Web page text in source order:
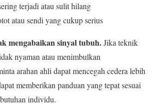
terjadi atau sulit hilang
atau sendi yang cukup serius
mengabaikan sinyal tubuh.Jika teknik
nyaman atau menimbulkan
arahan ahli dapat mencegah cedera lebih
memberikan panduan yang tepat sesuai
individu.